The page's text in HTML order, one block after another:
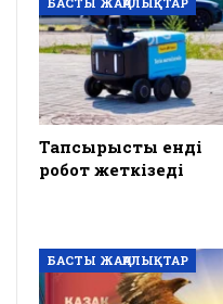
Тапсырысты енді
робот жеткізеді
БАСТЫ ЖАҢАЛЫҚТАР